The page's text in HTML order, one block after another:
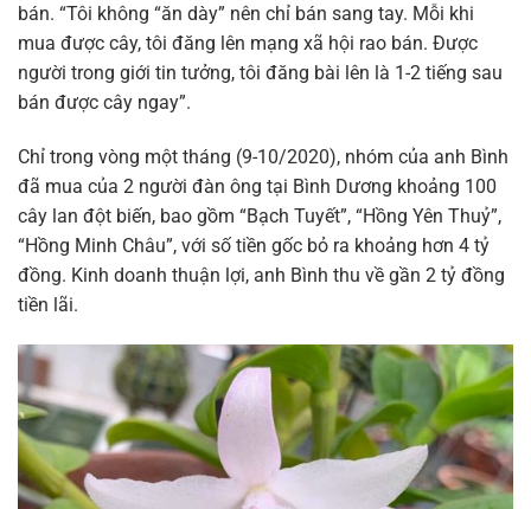
bán. “Tôi không “ăn dày” nên chỉ bán sang tay. Mỗi khi
mua được cây, tôi đăng lên mạng xã hội rao bán. Được
người trong giới tin tưởng, tôi đăng bài lên là 1-2 tiếng sau
bán được cây ngay”.
Chỉ trong vòng một tháng (9-10/2020), nhóm của anh Bình
đã mua của 2 người đàn ông tại Bình Dương khoảng 100
cây lan đột biến, bao gồm “Bạch Tuyết”, “Hồng Yên Thuỷ”,
“Hồng Minh Châu”, với số tiền gốc bỏ ra khoảng hơn 4 tỷ
đồng. Kinh doanh thuận lợi, anh Bình thu về gần 2 tỷ đồng
tiền lãi.